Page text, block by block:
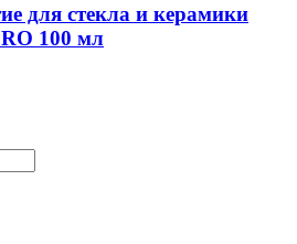
для стекла и керамики
100 мл